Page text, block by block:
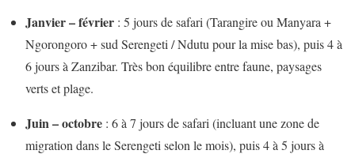
Janvier – février : 5 jours de safari (Tarangire ou Manyara +
Ngorongoro + sud Serengeti / Ndutu pour la mise bas), puis 4 à
6 jours à Zanzibar. Très bon équilibre entre faune, paysages
verts et plage.
Juin – octobre : 6 à 7 jours de safari (incluant une zone de
migration dans le Serengeti selon le mois), puis 4 à 5 jours à